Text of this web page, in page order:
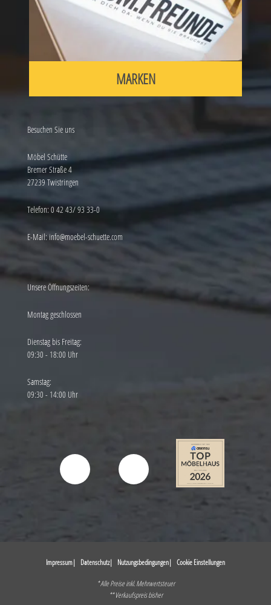
MARKEN
Besuchen Sie uns
Möbel Schütte
Bremer Straße 4
27239 Twistringen
Telefon: 0 42 43/ 93 33-0
E-Mail: info@moebel-schuette.com
Unsere Öffnungszeiten:
Montag geschlossen
Dienstag bis Freitag:
09:30 - 18:00 Uhr
Samstag:
09:30 - 14:00 Uhr
Impressum Datenschutz Nutzungsbedingungen Cookie Einstellungen
* Alle Preise inkl. Mehrwertsteuer
** Verkaufspreis bisher